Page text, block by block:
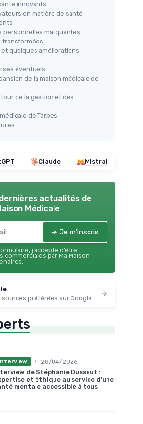
et ciblé sur un établissement
pour la recherche historique
"mémoire"
approfondie et documentée
archivistique
de l'histoire de la
pédagogiquepour étudiants
innovants
en matière de santé
personnelles marquantes
transformées
quelques améliorations
éventuels
de la maison médicale de
de la gestion et des
de Tarbes
Claude Mistral
actualités de
Médicale
➔ Je m'inscris
j’accepte d’être
commerciales par Ma Maison
préférées sur Google
•
28/04/2026
de Stéphanie Dussaut :
et éthique au service d’une
mentale accessible à tous